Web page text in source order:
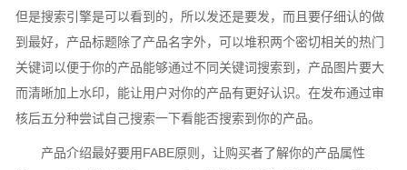
但是搜索引擎是可以看到的，所以发还是要发，而且要仔细认的做
到最好，产品标题除了产品名字外，可以堆积两个密切相关的热门
关键词以便于你的产品能够通过不同关键词搜索到，产品图片要大
而清晰加上水印，能让用户对你的产品有更好认识。在发布通过审
核后五分种尝试自己搜索一下看能否搜索到你的产品。
产品介绍最好要用FABE原则，让购买者了解你的产品属性